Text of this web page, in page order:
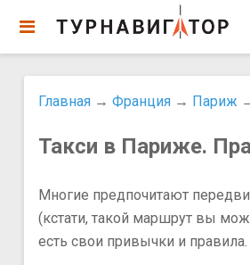
Главная → Франция → Париж
Такси в Париже.
Многие предпочитают
(кстати, такой маршрут вы
есть свои привычки и правила.